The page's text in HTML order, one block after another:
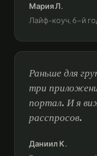
Мария Л.
Лайф-коуч, 6-й
Раньше для
три
портал. И я
расспросов.
Даниил К.